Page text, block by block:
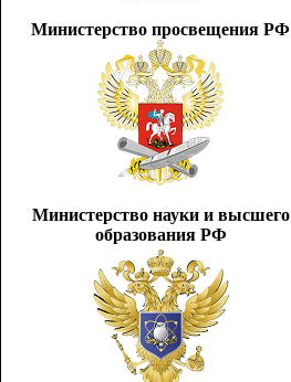
Министерство просвещения РФ
Министерство науки и высшего
образования РФ